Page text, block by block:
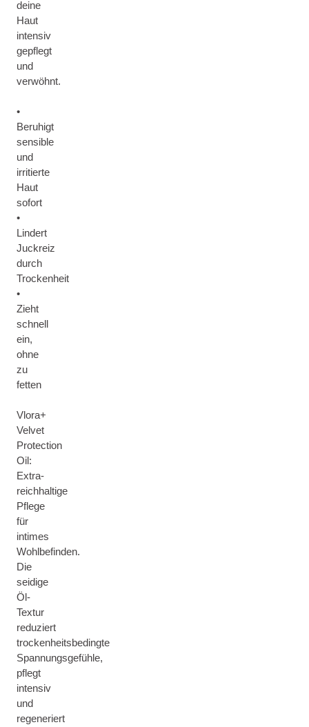
deine
Haut
intensiv
gepflegt
und
verwöhnt.
•
Beruhigt
sensible
und
irritierte
Haut
sofort
•
Lindert
Juckreiz
durch
Trockenheit
•
Zieht
schnell
ein,
ohne
zu
fetten
Vlora+
Velvet
Protection
Oil:
Extra-
reichhaltige
Pflege
für
intimes
Wohlbefinden.
Die
seidige
Öl-
Textur
reduziert
trockenheitsbedingte
Spannungsgefühle,
pflegt
intensiv
und
regeneriert